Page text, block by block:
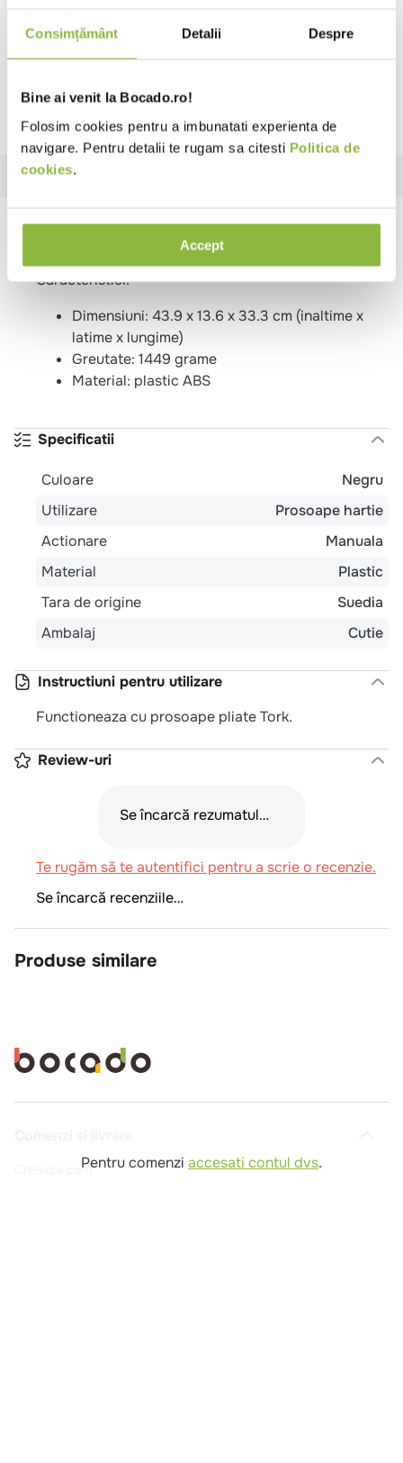
Consimțământ Detalii Despre
Bine ai venit la Bocado.ro!
Folosim cookies pentru a imbunatati experienta de
navigare. Pentru detalii te rugam sa citesti Politica de
cookies.
Accept
Pentru comenzi accesati contul dvs.
Descriere
Descriere
Caracteristici:
Dimensiuni: 43.9 x 13.6 x 33.3 cm (inaltime x
latime x lungime)
Greutate: 1449 grame
Material: plastic ABS
Specificatii
Culoare
Negru
Utilizare
Prosoape hartie
Actionare
Manuala
Material
Plastic
Tara de origine
Suedia
Ambalaj
Cutie
Instructiuni pentru utilizare
Functioneaza cu prosoape pliate Tork.
Review-uri
Se încarcă rezumatul…
Te rugăm să te autentifici pentru a scrie o recenzie.
Se încarcă recenziile…
Produse similare
Creeaza cont